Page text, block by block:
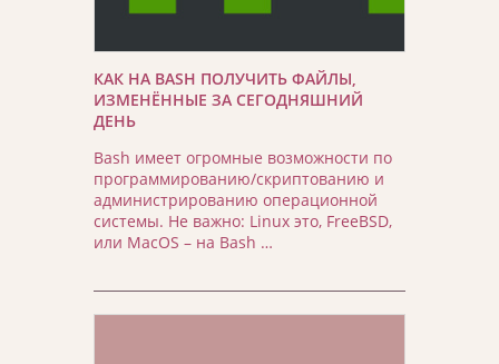
КАК НА BASH ПОЛУЧИТЬ ФАЙЛЫ,
ИЗМЕНЁННЫЕ ЗА СЕГОДНЯШНИЙ
ДЕНЬ
Bash имеет огромные возможности по
программированию/скриптованию и
администрированию операционной
системы. Не важно: Linux это, FreeBSD,
или MacOS – на Bash …